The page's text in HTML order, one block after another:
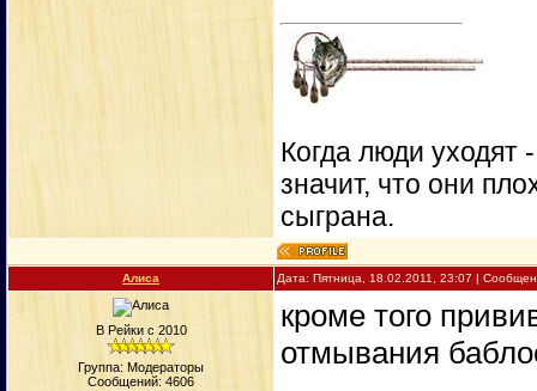
Когда люди уходят
значит, что они
сыграна.
Алиса Дата: Пятница, 18.02.2011, 23:07 |
В Рейки с 2010
Группа: Модераторы
Сообщений: 4606
кроме того
отмывания